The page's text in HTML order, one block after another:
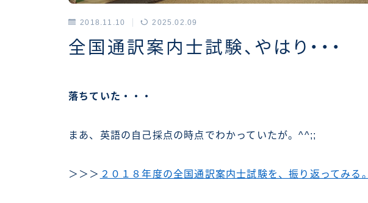
2018.11.10 2025.02.09
全国通訳案内士試験、やはり・・・
落ちていた・・・
まあ、英語の自己採点の時点でわかっていたが。^^;;
＞＞＞ ２０１８年度の全国通訳案内士試験を、振り返ってみる。